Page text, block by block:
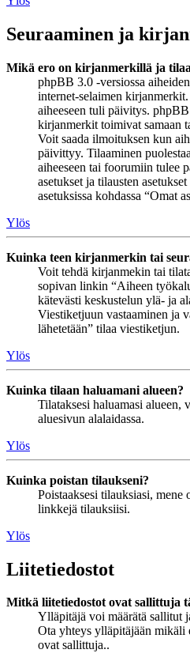
Seuraaminen ja
Mikä ero on kirjanmerkillä ja
phpBB 3.0 -versiossa
internet-selaimen
aiheeseen tuli päivitys.
kirjanmerkit toimivat samaan
Voit saada ilmoituksen kun
päivittyy. Tilaaminen
aiheeseen tai foorumiin tulee
asetukset ja tilausten
asetuksissa kohdassa “Omat
Ylös
Kuinka teen kirjanmerkin tai
Voit tehdä kirjanmekin tai
sopivan linkin “Aiheen
kätevästi keskustelun ylä- ja
Viestiketjuun vastaaminen ja
lähetetään” tilaa viestiketjun.
Ylös
Kuinka tilaan haluamani alueen?
Tilataksesi haluamasi alueen,
aluesivun alalaidassa.
Ylös
Kuinka poistan tilaukseni?
Poistaaksesi tilauksiasi, mene
linkkejä tilauksiisi.
Ylös
Liitetiedostot
Mitkä liitetiedostot ovat sallittuja
Ylläpitäjä voi määrätä sallitut
Ota yhteys ylläpitäjään mikäli
ovat sallittuja..